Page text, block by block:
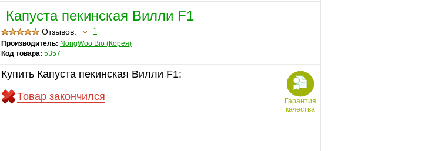
Капуста пекинская Вилли F1
Отзывов:
1
Производитель: NongWoo Bio (Корея)
Код товара: 5357
Купить Капуста пекинская Вилли F1:
Товар закончился
Гарантия
качества